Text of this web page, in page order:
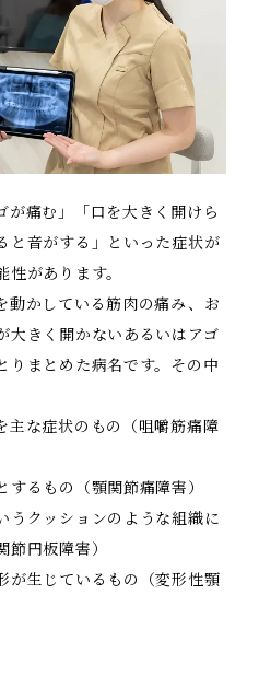
が痛む」「口を大きく開けら
と音がする」といった症状が
があります。
動かしている筋肉の痛み、お
大きく開かないあるいはアゴ
りまとめた病名です。その中
な症状のもの（咀嚼筋痛障
るもの（顎関節痛障害）
クッションのような組織に
円板障害）
生じているもの（変形性顎